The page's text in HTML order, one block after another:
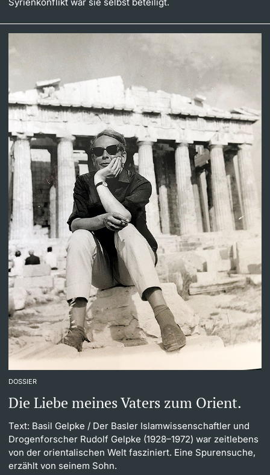
Syrienkonflikt war sie selbst beteiligt.
DOSSIER
Die Liebe meines Vaters zum Orient.
Text: Basil Gelpke / Der Basler Islamwissenschaftler und
Drogenforscher Rudolf Gelpke (1928–1972) war zeitlebens
von der orientalischen Welt fasziniert. Eine Spurensuche,
erzählt von seinem Sohn.